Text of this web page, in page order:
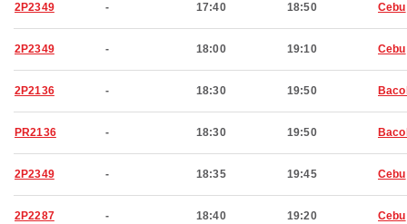
2P2349 - 17:40 18:50 Cebu
2P2349 - 18:00 19:10 Cebu
2P2136 - 18:30 19:50
PR2136 - 18:30 19:50
2P2349 - 18:35 19:45 Cebu
2P2287 - 18:40 19:20 Cebu